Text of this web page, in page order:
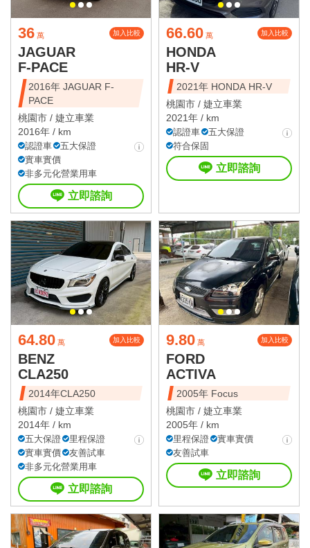
36 萬 加入比較
JAGUAR
F-PACE
2016年 JAGUAR F-
PACE
桃園市 / 婕立車業
2016年 / km
認證車
五大保證
實車實價
非多元化營業用車
立即諮詢
66.60 萬 加入比較
HONDA
HR-V
2021年 HONDA HR-V
桃園市 / 婕立車業
2021年 / km
認證車
五大保證
符合保固
立即諮詢
64.80 萬 加入比較
BENZ
CLA250
2014年CLA250
桃園市 / 婕立車業
2014年 / km
五大保證
里程保證
實車實價
友善試車
非多元化營業用車
立即諮詢
9.80 萬 加入比較
FORD
ACTIVA
2005年 Focus
桃園市 / 婕立車業
2005年 / km
里程保證
實車實價
友善試車
立即諮詢